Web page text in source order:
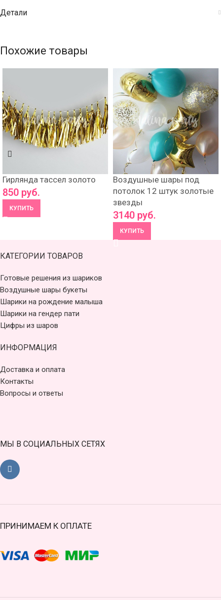
Детали
Похожие товары
Гирлянда тассел золото
850 руб.
КУПИТЬ
Воздушные шары под
потолок 12 штук золотые
звезды
3140 руб.
КУПИТЬ
КАТЕГОРИИ ТОВАРОВ
Готовые решения из шариков
Воздушные шары букеты
Шарики на рождение малыша
Шарики на гендер пати
Цифры из шаров
ИНФОРМАЦИЯ
Доставка и оплата
Контакты
Вопросы и ответы
МЫ В СОЦИАЛЬНЫХ СЕТЯХ
ПРИНИМАЕМ К ОПЛАТЕ